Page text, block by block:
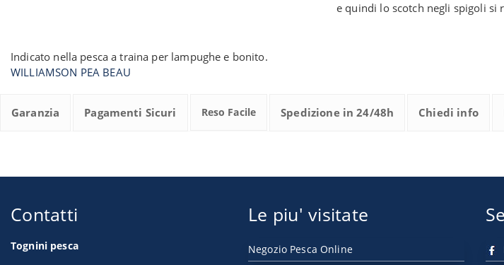
e quindi lo scotch negli spigoli si
Indicato nella pesca a traina per lampughe e bonito.
WILLIAMSON PEA BEAU
Garanzia Pagamenti Sicuri Reso Facile Spedizione in 24/48h Chiedi info
Contatti
Tognini pesca
Le piu' visitate
Negozio Pesca Online